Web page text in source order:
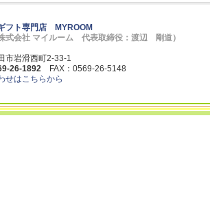
フト専門店 MYROOM
株式会社 マイルーム 代表取締役：渡辺 剛道）
市岩滑西町2-33-1
26-1892 FAX：0569-26-5148
せはこちらから